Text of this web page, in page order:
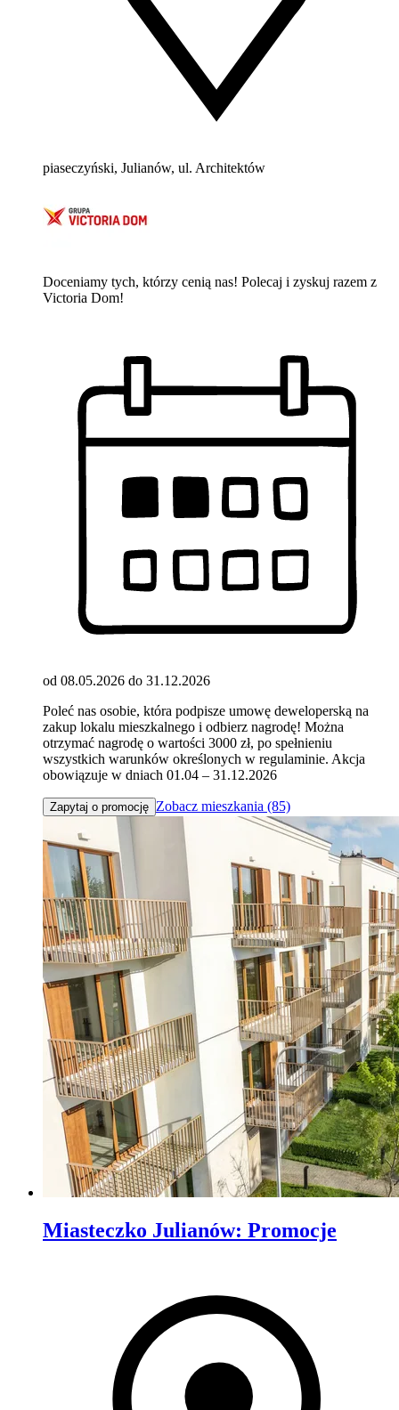
piaseczyński, Julianów, ul. Architektów
Doceniamy tych, którzy cenią nas! Polecaj i zyskuj razem z
Victoria Dom!
od 08.05.2026 do 31.12.2026
Poleć nas osobie, która podpisze umowę deweloperską na
zakup lokalu mieszkalnego i odbierz nagrodę! Można
otrzymać nagrodę o wartości 3000 zł, po spełnieniu
wszystkich warunków określonych w regulaminie. Akcja
obowiązuje w dniach 01.04 – 31.12.2026
Zapytaj o promocję Zobacz mieszkania (85)
Miasteczko Julianów: Promocje